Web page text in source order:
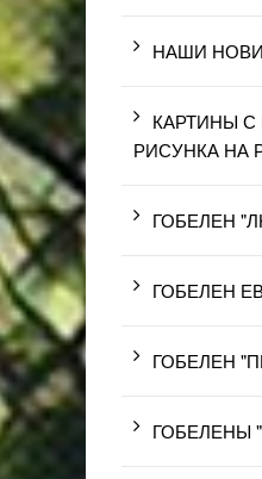
НАШИ
КАРТИНЫ
РИСУНКА НА
ГОБЕЛЕН
ГОБЕЛЕН
ГОБЕЛЕН
ГОБЕЛЕНЫ